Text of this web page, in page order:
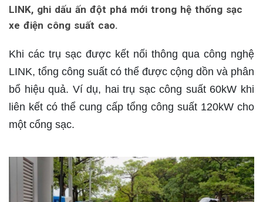
LINK, ghi dấu ấn đột phá mới trong hệ thống sạc
xe điện công suất cao.
Khi các trụ sạc được kết nối thông qua công nghệ
LINK, tổng công suất có thể được cộng dồn và phân
bổ hiệu quả. Ví dụ, hai trụ sạc công suất 60kW khi
liên kết có thể cung cấp tổng công suất 120kW cho
một cổng sạc.